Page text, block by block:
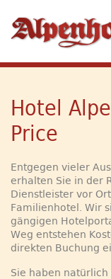
Hotel
Price
Entgegen vieler
erhalten Sie in der
Dienstleister vor
Familienhotel. Wir
gängigen
Weg entstehen
direkten Buchung
Sie haben